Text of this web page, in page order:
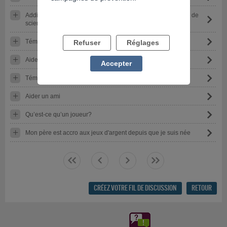
Addictions, le désordre du siècle, dossier du CNRS (carnets de
science)
Témoignage Saisie Huissier pour dette
Aide pour faire bannir un joueur
Témoignages positifs ?
Aider un ami
Qu’est-ce qu’un joueur?
Mon père est accro aux jeux d'argent depuis que je suis née
<< < > >>
CRÉEZ VOTRE FIL DE DISCUSSION RETOUR
Refuser Réglages
Accepter